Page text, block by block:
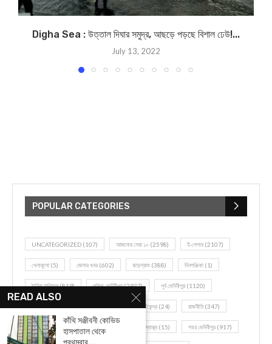
Digha Sea : উত্তাল দিঘার সমুদ্র, আছড়ে পড়ছে বিশাল ঢেউ!...
July 13, 2022
POPULAR CATEGORIES
UNCATEGORIZED (107) আজকের সেরা ১০ (2598) ই-পেপার (2107)
খেলাধূলো (5) জেলার খবর (602) ঝাড়গ্রাম (388) দিনপঞ্জিকা (1)
দৈনিক রাশিফল(819) পশ্চিম মেদিনীপুর(2937) পূর্ব মেদিনীপুর (1120)
ভ্রমণ এবং তীর্থকেন্দ্র (24) রাজনীতি(347)
রান্না-রেসিপী শরীর স্বাস্থ্য (15) শহর মেদিনীপুর (917)
READ ALSO
কাঁথি সঞ্জীবনী কোভিড
হাসপাতাল থেকে